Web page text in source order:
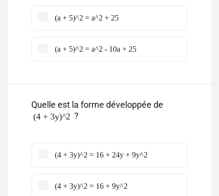
(a + 5)^2 = a^2 + 25
(a + 5)^2 = a^2 - 10a + 25
Quelle est la forme développée de
(4 + 3y)^2 ?
(4 + 3y)^2 = 16 + 24y + 9y^2
(4 + 3y)^2 = 16 + 9y^2